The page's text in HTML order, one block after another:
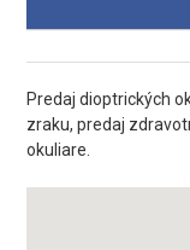
Predaj dioptrických
zraku, predaj
okuliare.